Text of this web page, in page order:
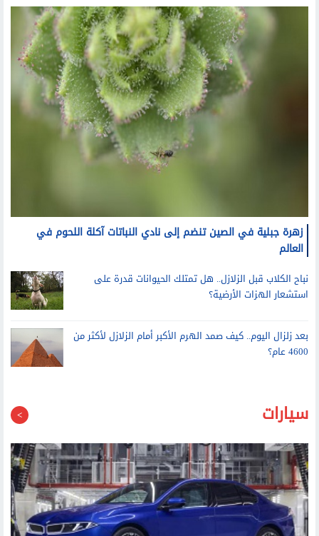
زهرة جبلية في الصين تنضم إلى نادي النباتات آكلة اللحوم في
العالم
نباح الكلاب قبل الزلازل.. هل تمتلك الحيوانات قدرة على
استشعار الهزات الأرضية؟
بعد زلزال اليوم.. كيف صمد الهرم الأكبر أمام الزلازل لأكثر من
4600 عام؟
سيارات